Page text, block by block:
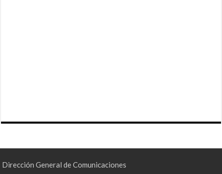
Dirección General de Comunicaciones